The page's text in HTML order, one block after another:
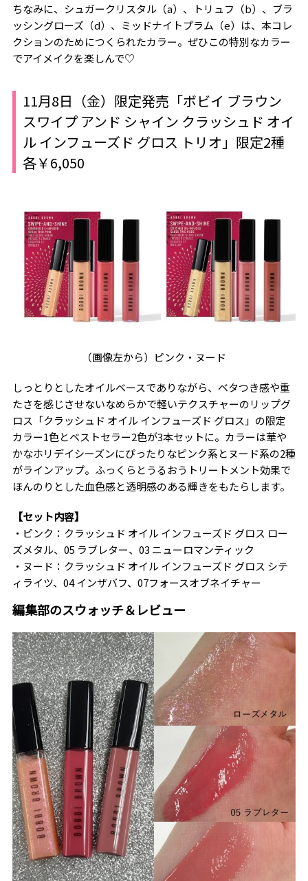
ちなみに、シュガークリスタル（a）、トリュフ（b）、ブラ
ッシングローズ（d）、ミッドナイトプラム（e）は、本コレ
クションのためにつくられたカラー。ぜひこの特別なカラー
でアイメイクを楽しんで♡
11月8日（金）限定発売「ボビイ ブラウン
スワイプ アンド シャイン クラッシュド オイ
ル インフューズド グロス トリオ」限定2種
各￥6,050
（画像左から）ピンク・ヌード
しっとりとしたオイルベースでありながら、ベタつき感や重
たさを感じさせないなめらかで軽いテクスチャーのリップグ
ロス「クラッシュド オイル インフューズド グロス」の限定
カラー1色とベストセラー2色が3本セットに。カラーは華や
かなホリデイシーズンにぴったりなピンク系とヌード系の2種
がラインアップ。ふっくらとうるおうトリートメント効果で
ほんのりとした血色感と透明感のある輝きをもたらします。
【セット内容】
・ピンク：クラッシュド オイル インフューズド グロス ロー
ズメタル、05 ラブレター、03 ニューロマンティック
・ヌード：クラッシュド オイル インフューズド グロス シテ
ィライツ、04 インザバフ、07フォースオブネイチャー
編集部のスウォッチ＆レビュー